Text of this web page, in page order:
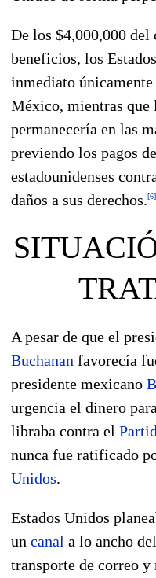
De los $4,000,000 del
beneficios, los
inmediato
México, mientras que
permanecería en las
previendo los pagos
estadounidenses
daños a sus derechos.[6]
A pesar de que el
Buchanan favorecía
presidente mexicano
urgencia el dinero
libraba contra el
nunca fue ratificado
Unidos.
Estados Unidos
un canal a lo ancho
transporte de correo y